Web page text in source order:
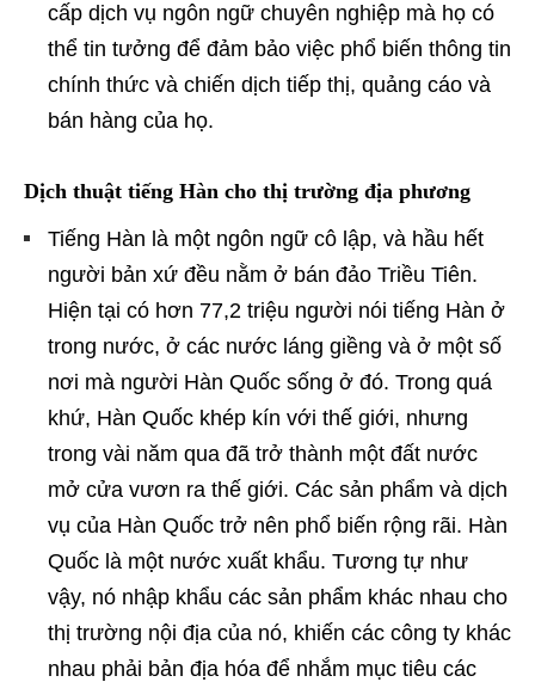
cấp dịch vụ ngôn ngữ chuyên nghiệp mà họ có
thể tin tưởng để đảm bảo việc phổ biến thông tin
chính thức và chiến dịch tiếp thị, quảng cáo và
bán hàng của họ.
Dịch thuật tiếng Hàn cho thị trường địa phương
Tiếng Hàn là một ngôn ngữ cô lập, và hầu hết
người bản xứ đều nằm ở bán đảo Triều Tiên.
Hiện tại có hơn 77,2 triệu người nói tiếng Hàn ở
trong nước, ở các nước láng giềng và ở một số
nơi mà người Hàn Quốc sống ở đó. Trong quá
khứ, Hàn Quốc khép kín với thế giới, nhưng
trong vài năm qua đã trở thành một đất nước
mở cửa vươn ra thế giới. Các sản phẩm và dịch
vụ của Hàn Quốc trở nên phổ biến rộng rãi. Hàn
Quốc là một nước xuất khẩu. Tương tự như
vậy, nó nhập khẩu các sản phẩm khác nhau cho
thị trường nội địa của nó, khiến các công ty khác
nhau phải bản địa hóa để nhắm mục tiêu các